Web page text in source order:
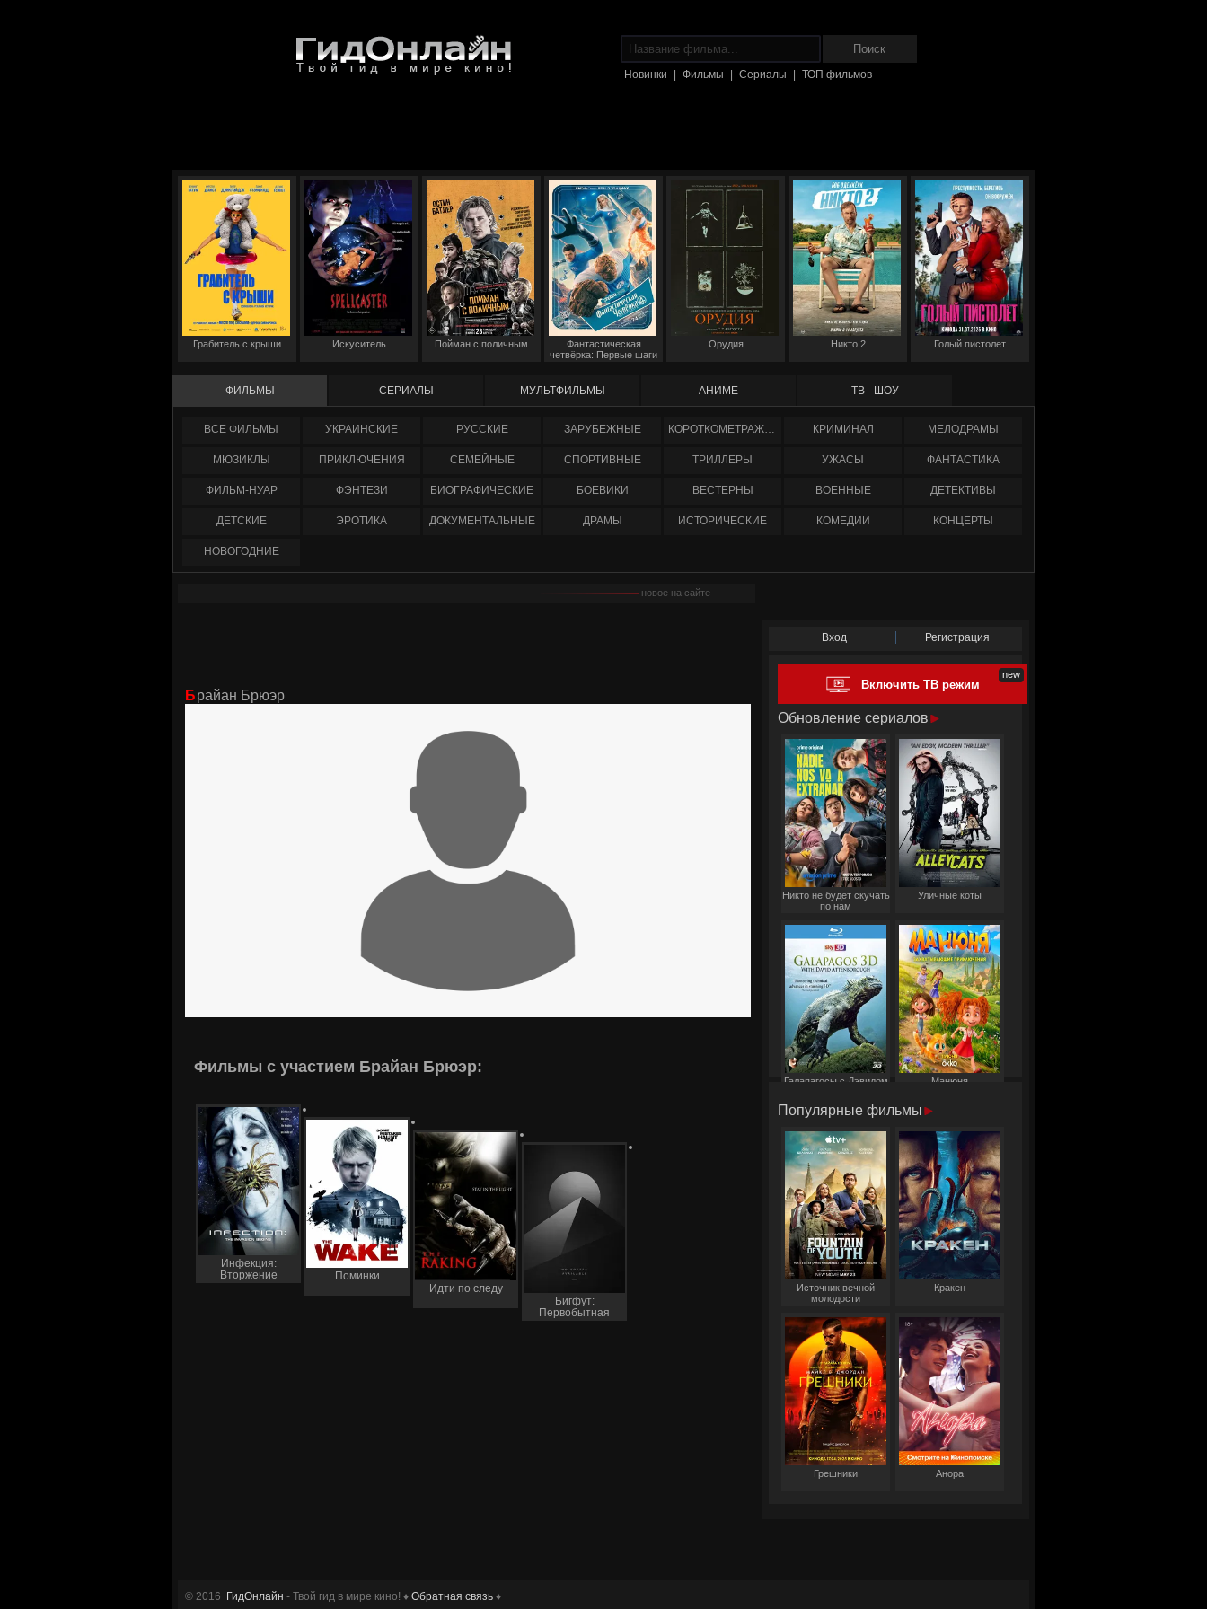
Новинки Фильмы Сериалы ТОП фильмов
Грабитель с крыши Искуситель Пойман с поличным
Фантастическая
четвёрка: Первые шаги
Орудия Никто 2 Голый пистолет
ФИЛЬМЫ СЕРИАЛЫ МУЛЬТФИЛЬМЫ АНИМЕ ТВ - ШОУ
ФИЛЬМЫ УКРАИНCКИЕ РУССКИЕ ЗАРУБЕЖНЫЕ КОРОТКОМЕТРАЖНЫЕ КРИМИНАЛ МЕЛОДРАМЫ
МЮЗИКЛЫ ПРИКЛЮЧЕНИЯ СЕМЕЙНЫЕ СПОРТИВНЫЕ ТРИЛЛЕРЫ УЖАСЫ ФАНТАСТИКА
ФИЛЬМ-НУАР ФЭНТЕЗИ БИОГРАФИЧЕСКИЕ БОЕВИКИ ВЕСТЕРНЫ ВОЕННЫЕ ДЕТЕКТИВЫ
ДЕТСКИЕ ЭРОТИКА ДОКУМЕНТАЛЬНЫЕ ДРАМЫ ИСТОРИЧЕСКИЕ КОМЕДИИ КОНЦЕРТЫ
НОВОГОДНИЕ
новое на сайте
Брайан Брюэр
Фильмы с участием Брайан Брюэр:
Инфекция:
Вторжение
начинается
Поминки
Идти по следу
Бигфут:
Первобытная
встреча
Вход Регистрация
Включить ТВ режим
Обновление сериалов
Никто не будет скучать
по нам
Уличные коты
Галапагосы с Дэвидом
Манюня
Популярные фильмы
Источник вечной
молодости
Кракен
Грешники Анора
© 2016 ГидОнлайн - Твой гид в мире кино! ♦ Обратная связь ♦